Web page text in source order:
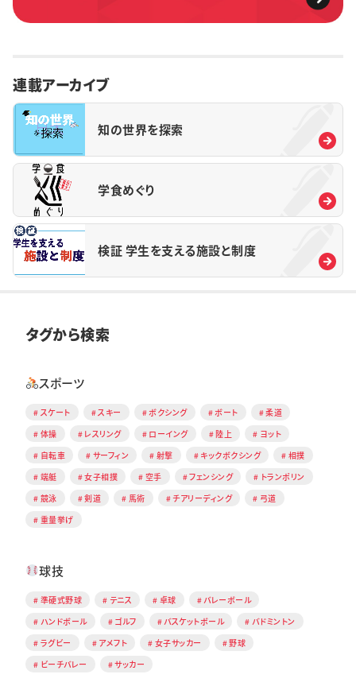
連載アーカイブ
知の世界を探索
学食めぐり
検証 学生を支える施設と制度
タグから検索
スポーツ
スケート スキー ボクシング ボート
柔道
体操
レスリング ローイング 陸上
ヨット
自転車
サーフィン 射撃 キックボクシング
相撲
端艇
女子相撲 空手 フェンシング
トランポリン
競泳
剣道 馬術 チアリーディング
弓道
重量挙げ
球技
準硬式野球 テニス 卓球
バレーボール
ハンドボール
ゴルフ バスケットボール
バドミントン
ラグビー
アメフト 女子サッカー
野球
ビーチバレー
サッカー